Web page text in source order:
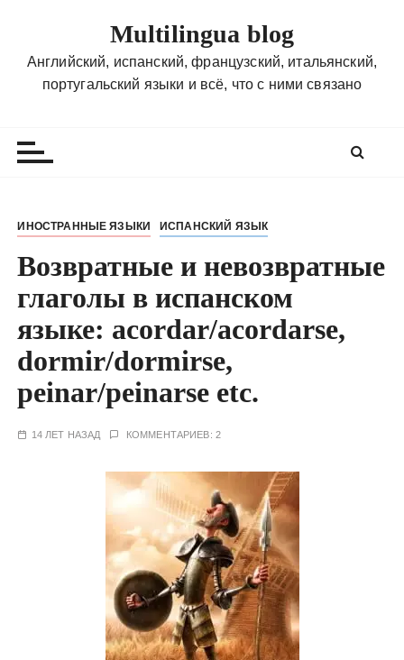
Multilingua blog
Английский, испанский, французский, итальянский,
португальский языки и всё, что с ними связано
ИНОСТРАННЫЕ ЯЗЫКИ ИСПАНСКИЙ ЯЗЫК
Возвратные и невозвратные
глаголы в испанском
языке: acordar/acordarse,
dormir/dormirse,
peinar/peinarse etc.
14 ЛЕТ НАЗАД КОММЕНТАРИЕВ: 2